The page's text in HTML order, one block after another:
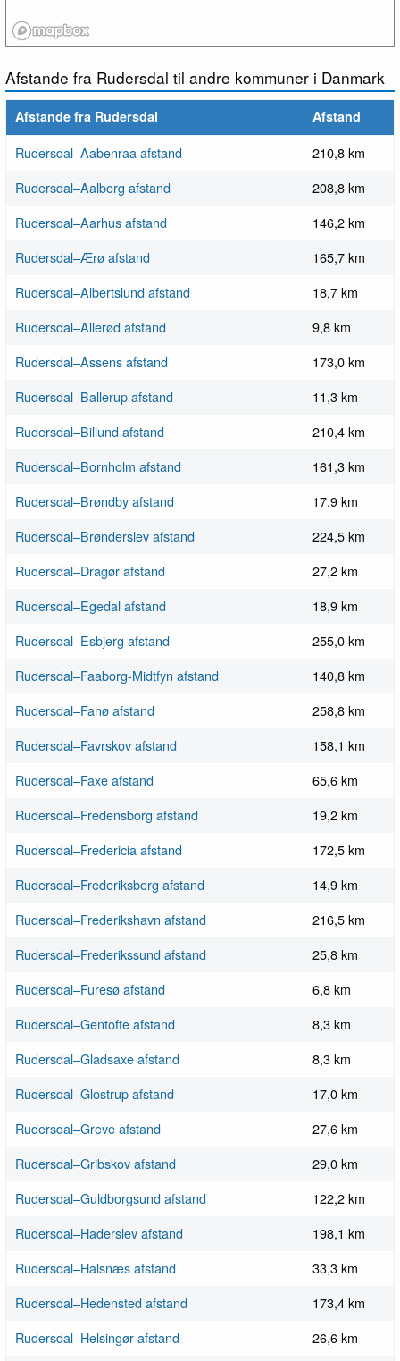
Afstande fra Rudersdal til andre kommuner i Danmark
Afstande fra Rudersdal Afstand
Rudersdal–Aabenraa afstand
210,8 km
Rudersdal–Aalborg afstand
208,8 km
Rudersdal–Aarhus afstand
146,2 km
Rudersdal–Ærø afstand
165,7 km
Rudersdal–Albertslund afstand
18,7 km
Rudersdal–Allerød afstand
9,8 km
Rudersdal–Assens afstand
173,0 km
Rudersdal–Ballerup afstand
11,3 km
Rudersdal–Billund afstand
210,4 km
Rudersdal–Bornholm afstand
161,3 km
Rudersdal–Brøndby afstand
17,9 km
Rudersdal–Brønderslev afstand
224,5 km
Rudersdal–Dragør afstand
27,2 km
Rudersdal–Egedal afstand
18,9 km
Rudersdal–Esbjerg afstand
255,0 km
Rudersdal–Faaborg-Midtfyn afstand
140,8 km
Rudersdal–Fanø afstand
258,8 km
Rudersdal–Favrskov afstand
158,1 km
Rudersdal–Faxe afstand
65,6 km
Rudersdal–Fredensborg afstand
19,2 km
Rudersdal–Fredericia afstand
172,5 km
Rudersdal–Frederiksberg afstand
14,9 km
Rudersdal–Frederikshavn afstand
216,5 km
Rudersdal–Frederikssund afstand
25,8 km
Rudersdal–Furesø afstand
6,8 km
Rudersdal–Gentofte afstand
8,3 km
Rudersdal–Gladsaxe afstand
8,3 km
Rudersdal–Glostrup afstand
17,0 km
Rudersdal–Greve afstand
27,6 km
Rudersdal–Gribskov afstand
29,0 km
Rudersdal–Guldborgsund afstand
122,2 km
Rudersdal–Haderslev afstand
198,1 km
Rudersdal–Halsnæs afstand
33,3 km
Rudersdal–Hedensted afstand
173,4 km
Rudersdal–Helsingør afstand
26,6 km